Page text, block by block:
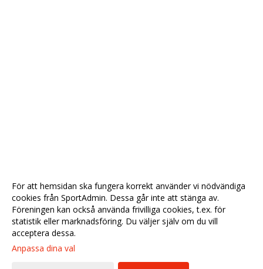
För att hemsidan ska fungera korrekt använder vi nödvändiga
cookies från SportAdmin. Dessa går inte att stänga av.
Föreningen kan också använda frivilliga cookies, t.ex. för
statistik eller marknadsföring. Du väljer själv om du vill
acceptera dessa.
Anpassa dina val